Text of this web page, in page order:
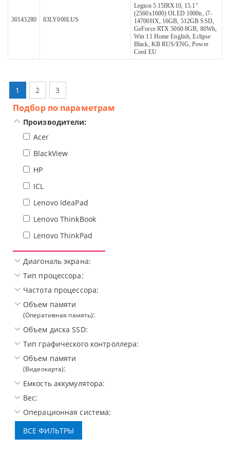
30143280 83LY000LUS
Legion 5 15IRX10, 15.1"
(2560x1600) OLED 1000n, i7-
14700HX, 16GB, 512GB SSD,
GeForce RTX 5060 8GB, 80Wh,
Win 11 Home English, Eclipse
Black, KB RUS/ENG, Power
Cord EU
1 2 3
Подбор по параметрам
Производители:
Acer
BlackView
HP
ICL
Lenovo IdeaPad
Lenovo ThinkBook
Lenovo ThinkPad
Диагональ экрана:
Тип процессора:
Частота процессора:
Объем памяти
(Оперативная память):
Объем диска SSD:
Тип графического контроллера:
Объем памяти
(Видеокарта):
Емкость аккумулятора:
Вес:
Операционная система: